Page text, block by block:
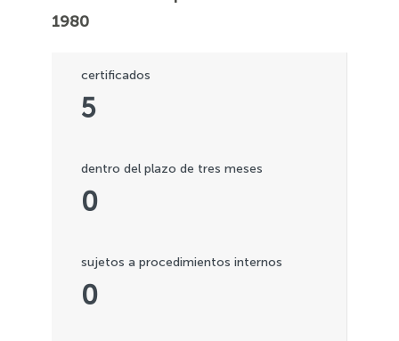
1980
5
certificados
0
dentro del plazo de tres meses
0
sujetos a procedimientos internos